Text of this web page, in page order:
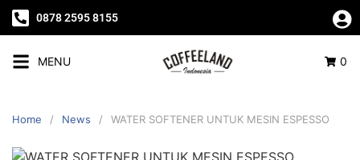
0878 2595 8155
MENU 0
Home News WATER SOFTENER UNTUK MESIN ESPESSO